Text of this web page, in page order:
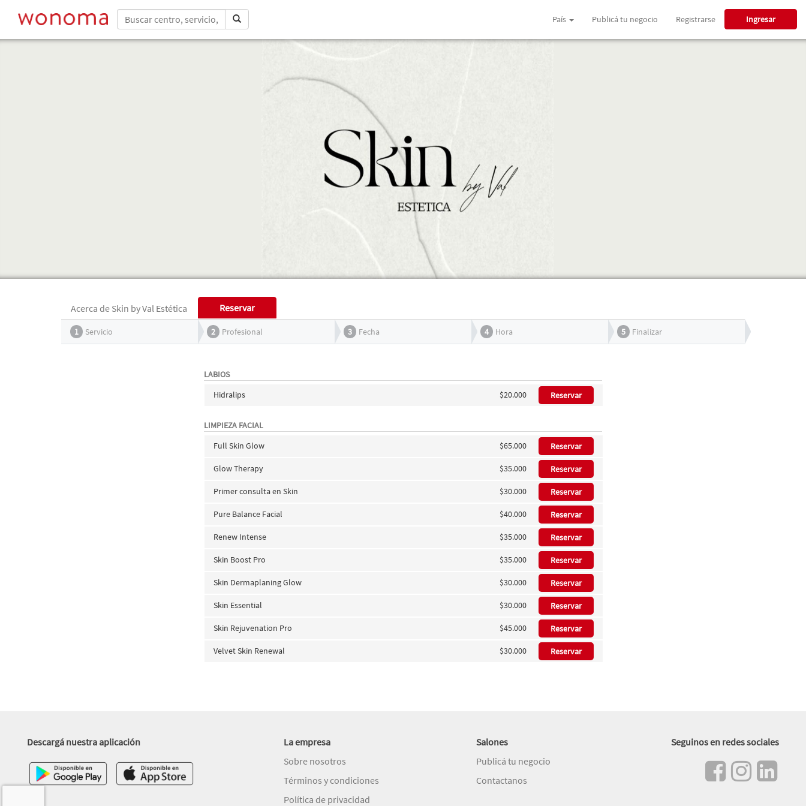
País Publicá tu negocio Registrarse Ingresar
Acerca de Skin by Val Estética Reservar
1 Servicio 2 Profesional 3 Fecha 4 Hora 5 Finalizar
LABIOS
Hidralips
$20.000 Reservar
LIMPIEZA FACIAL
Full Skin Glow
$65.000 Reservar
Glow Therapy $35.000 Reservar
Primer consulta en Skin $30.000 Reservar
Pure Balance Facial $40.000 Reservar
Renew Intense $35.000 Reservar
Skin Boost Pro $35.000 Reservar
Skin Dermaplaning Glow $30.000 Reservar
Skin Essential $30.000 Reservar
Skin Rejuvenation Pro $45.000 Reservar
Velvet Skin Renewal $30.000 Reservar
Descargá nuestra aplicación
La empresa
Sobre nosotros
Términos y condiciones
Política de privacidad
Salones
Publicá tu negocio
Contactanos
Seguinos en redes sociales